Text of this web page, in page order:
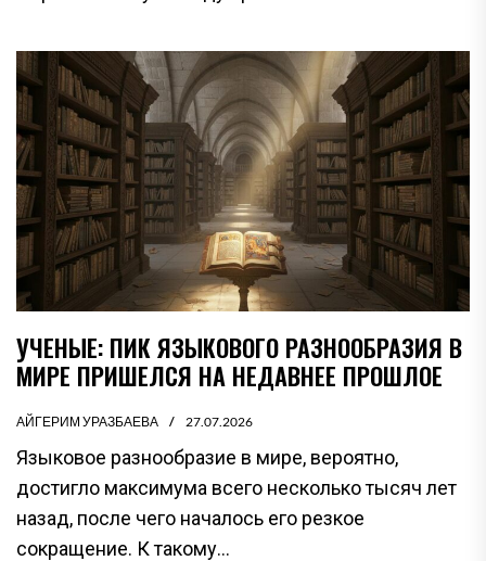
УЧЕНЫЕ: ПИК ЯЗЫКОВОГО РАЗНООБРАЗИЯ В
МИРЕ ПРИШЕЛСЯ НА НЕДАВНЕЕ ПРОШЛОЕ
АЙГЕРИМ УРАЗБАЕВА 27.07.2026
Языковое разнообразие в мире, вероятно,
достигло максимума всего несколько тысяч лет
назад, после чего началось его резкое
сокращение. К такому...